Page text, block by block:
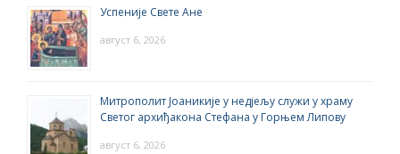
Успеније Свете Ане
август 6, 2026
Митрополит Јоаникије у недјељу служи у храму
Светог архиђакона Стефана у Горњем Липову
август 6, 2026